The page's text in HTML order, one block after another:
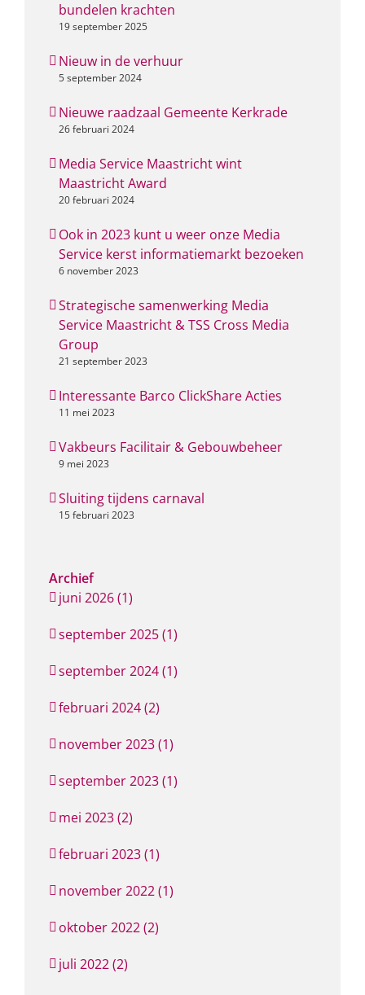
bundelen krachten
19 september 2025
Nieuw in de verhuur
5 september 2024
Nieuwe raadzaal Gemeente Kerkrade
26 februari 2024
Media Service Maastricht wint
Maastricht Award
20 februari 2024
Ook in 2023 kunt u weer onze Media
Service kerst informatiemarkt bezoeken
6 november 2023
Strategische samenwerking Media
Service Maastricht & TSS Cross Media
Group
21 september 2023
Interessante Barco ClickShare Acties
11 mei 2023
Vakbeurs Facilitair & Gebouwbeheer
9 mei 2023
Sluiting tijdens carnaval
15 februari 2023
Archief
juni 2026 (1)
september 2025 (1)
september 2024 (1)
februari 2024 (2)
november 2023 (1)
september 2023 (1)
mei 2023 (2)
februari 2023 (1)
november 2022 (1)
oktober 2022 (2)
juli 2022 (2)